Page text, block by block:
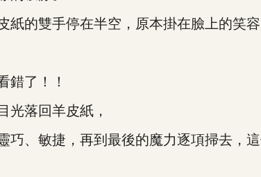
的雙手停在半空，原本掛在臉上的笑容
了！！
落回羊皮紙，
、敏捷，再到最後的魔力逐項掃去，這